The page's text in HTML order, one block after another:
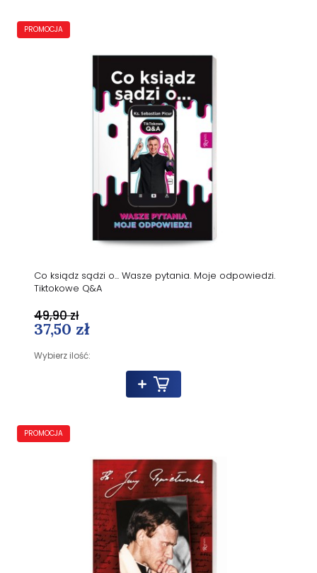
Co ksiądz sądzi o... Wasze pytania. Moje odpowiedzi.
Tiktokowe Q&A
37,50 zł
Wybierz ilość:
49,90 zł
PROMOCJA
PROMOCJA